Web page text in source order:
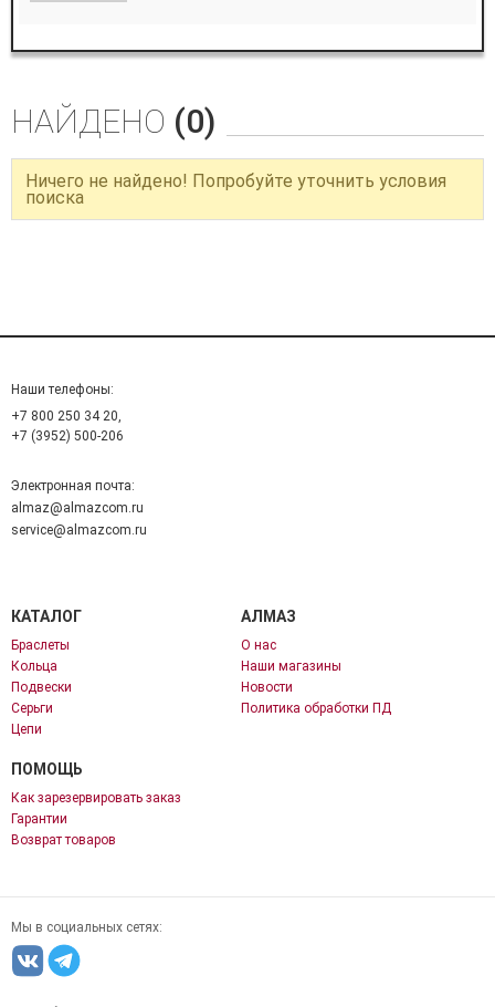
НАЙДЕНО (0)
Ничего не найдено! Попробуйте уточнить условия
поиска
Наши телефоны:
+7 800 250 34 20,
+7 (3952) 500-206
Электронная почта:
almaz@almazcom.ru
service@almazcom.ru
КАТАЛОГ
Браслеты
Кольца
Подвески
Серьги
Цепи
АЛМАЗ
О нас
Наши магазины
Новости
Политика обработки ПД
ПОМОЩЬ
Как зарезервировать заказ
Гарантии
Возврат товаров
Мы в социальных сетях: